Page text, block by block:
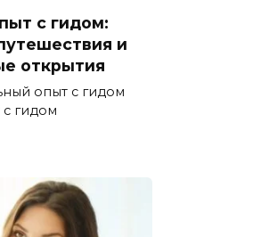
с гидом:
и
открытия
опыт с гидом
гидом